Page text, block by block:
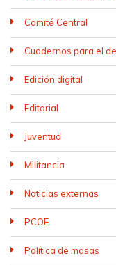
Comité Central
Cuadernos para el
Edición digital
Editorial
Juventud
Militancia
Noticias externas
PCOE
Política de masas